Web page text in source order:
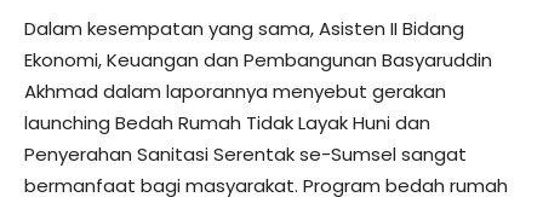
Dalam kesempatan yang sama, Asisten II Bidang
Ekonomi, Keuangan dan Pembangunan Basyaruddin
Akhmad dalam laporannya menyebut gerakan
launching Bedah Rumah Tidak Layak Huni dan
Penyerahan Sanitasi Serentak se-Sumsel sangat
bermanfaat bagi masyarakat. Program bedah rumah